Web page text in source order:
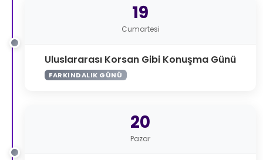
19
Cumartesi
Uluslararası Korsan Gibi Konuşma Günü
FARKINDALIK GÜNÜ
20
Pazar